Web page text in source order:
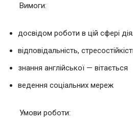
Вимоги:
досвідом роботи в цій сфері
відповідальність,
знання англійської — вітається
ведення соціальних мереж
Умови роботи: